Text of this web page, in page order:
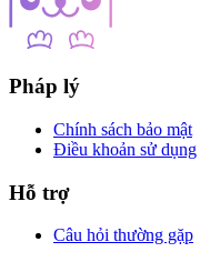
Pháp lý
Chính sách bảo mật
Điều khoản sử dụng
Hỗ trợ
Câu hỏi thường gặp